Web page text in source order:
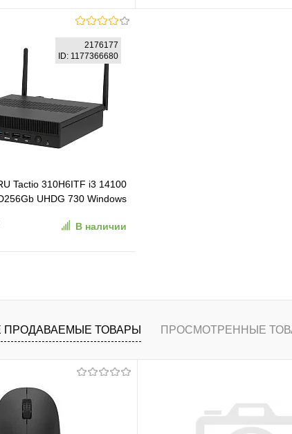
К сравнению
2176177
ID: 1177366680
Tactio 310H6ITF i3 14100
UHDG 730 Windows
WiFi BT 120W черный
В наличии
К сравнениюТОВАРЫ ПРОСМОТРЕННЫЕ